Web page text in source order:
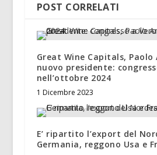
POST CORRELATI
Great Wine Capitals, Paolo
nuovo presidente:
nell’ottobre 2024
1 Dicembre 2023
E’ ripartito l’export del
Germania, reggono Usa e